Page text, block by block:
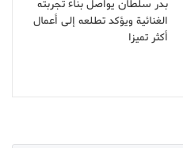
بدر سلطان يواصل بناء تجربته
الغنائية ويؤكد تطلعه إلى أعمال
أكثر تميزا